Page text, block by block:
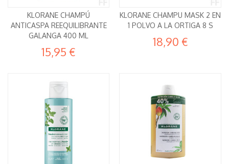
KLORANE CHAMPÚ
ANTICASPA REEQUILIBRANTE
GALANGA 400 ML
15,95 €
KLORANE CHAMPU MASK 2 EN
1 POLVO A LA ORTIGA 8 S
18,90 €